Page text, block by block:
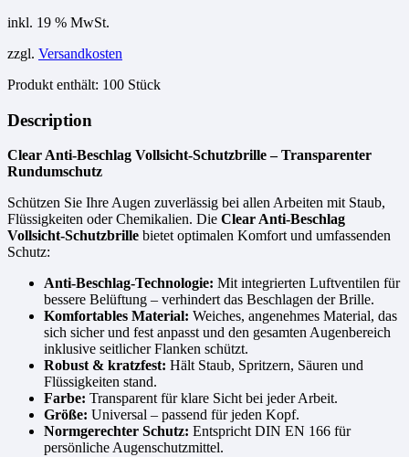
inkl. 19 % MwSt.
zzgl. Versandkosten
Produkt enthält: 100 Stück
Description
Clear Anti-Beschlag Vollsicht-Schutzbrille – Transparenter
Rundumschutz
Schützen Sie Ihre Augen zuverlässig bei allen Arbeiten mit Staub,
Flüssigkeiten oder Chemikalien. Die Clear Anti-Beschlag
Vollsicht-Schutzbrille bietet optimalen Komfort und umfassenden
Schutz:
Anti-Beschlag-Technologie: Mit integrierten Luftventilen für
bessere Belüftung – verhindert das Beschlagen der Brille.
Komfortables Material: Weiches, angenehmes Material, das
sich sicher und fest anpasst und den gesamten Augenbereich
inklusive seitlicher Flanken schützt.
Robust & kratzfest: Hält Staub, Spritzern, Säuren und
Flüssigkeiten stand.
Farbe: Transparent für klare Sicht bei jeder Arbeit.
Größe: Universal – passend für jeden Kopf.
Normgerechter Schutz: Entspricht DIN EN 166 für
persönliche Augenschutzmittel.